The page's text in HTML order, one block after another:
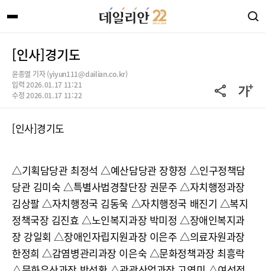
[인사]경기도
윤종열 기자 (yiyun111@dailian.co.kr)
입력 2026.01.17 11:21
수정 2026.01.17 11:22
[인사]경기도
△기획담당관 최정석 △예산담당관 장향정 △인구정책담
당관 김미숙 △특별사법경찰단장 권문주 △자치행정과장
김상팔 △자치행정국 김동욱 △자치행정국 배진기 △복지
정책국장 김진효 △노인복지과장 박미정 △장애인복지과
장 강일회 △장애인자립지원과장 이은주 △의료자원과장
한정희 △감염병관리과장 이은숙 △문화정책과장 최흥락